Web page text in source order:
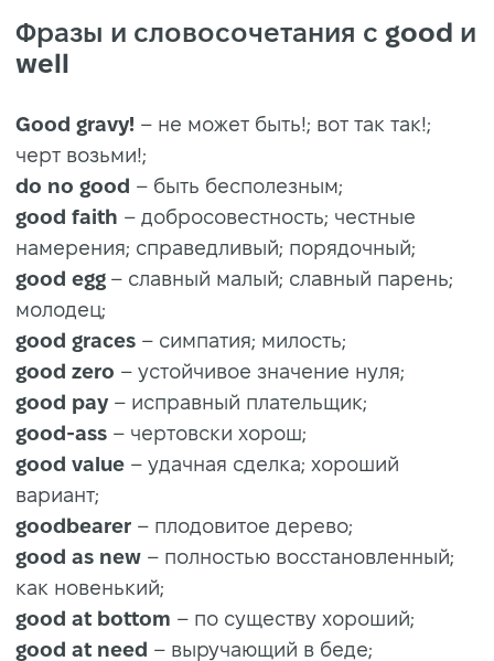
Фразы и словосочетания с good и
well
Good gravy! – не может быть!; вот так так!;
черт возьми!;
do no good – быть бесполезным;
good faith – добросовестность; честные
намерения; справедливый; порядочный;
good egg – славный малый; славный парень;
молодец;
good graces – симпатия; милость;
good zero – устойчивое значение нуля;
good pay – исправный плательщик;
good-ass – чертовски хорош;
good value – удачная сделка; хороший
вариант;
goodbearer – плодовитое дерево;
good as new – полностью восстановленный;
как новенький;
good at bottom – по существу хороший;
good at need – выручающий в беде;